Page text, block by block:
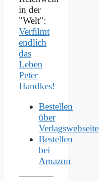
in der
"Welt":
Verfilmt
endlich
das
Leben
Peter
Handkes!
Bestellen
über
Verlagswebseite
Bestellen
bei
Amazon